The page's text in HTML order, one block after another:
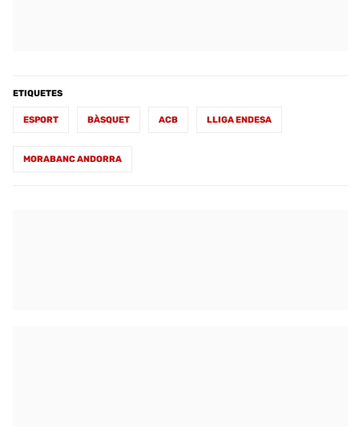
ETIQUETES
ESPORT BÀSQUET ACB LLIGA ENDESA
MORABANC ANDORRA